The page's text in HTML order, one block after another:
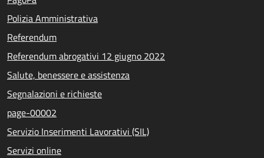
Polizia Amministrativa
Referendum
Referendum abrogativi 12 giugno 2022
Salute, benessere e assistenza
Segnalazioni e richieste
page-00002
Servizio Inserimenti Lavorativi (SIL)
Servizi online